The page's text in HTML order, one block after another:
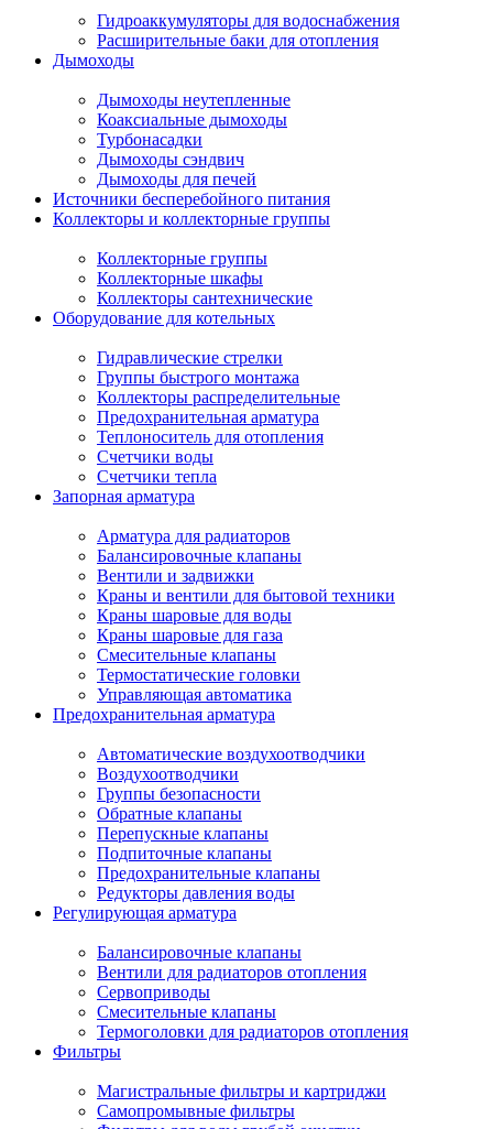
Гидроаккумуляторы для водоснабжения
Расширительные баки для отопления
Дымоходы
Дымоходы неутепленные
Коаксиальные дымоходы
Турбонасадки
Дымоходы сэндвич
Дымоходы для печей
Источники бесперебойного питания
Коллекторы и коллекторные группы
Коллекторные группы
Коллекторные шкафы
Коллекторы сантехнические
Оборудование для котельных
Гидравлические стрелки
Группы быстрого монтажа
Коллекторы распределительные
Предохранительная арматура
Теплоноситель для отопления
Счетчики воды
Счетчики тепла
Запорная арматура
Арматура для радиаторов
Балансировочные клапаны
Вентили и задвижки
Краны и вентили для бытовой техники
Краны шаровые для воды
Краны шаровые для газа
Смесительные клапаны
Термостатические головки
Управляющая автоматика
Предохранительная арматура
Автоматические воздухоотводчики
Воздухоотводчики
Группы безопасности
Обратные клапаны
Перепускные клапаны
Подпиточные клапаны
Предохранительные клапаны
Редукторы давления воды
Регулирующая арматура
Балансировочные клапаны
Вентили для радиаторов отопления
Сервоприводы
Смесительные клапаны
Термоголовки для радиаторов отопления
Фильтры
Магистральные фильтры и картриджи
Самопромывные фильтры